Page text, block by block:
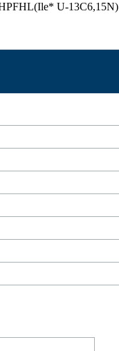
U-13C6,15N)